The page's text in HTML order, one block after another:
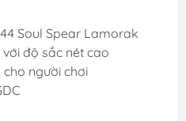
Soul Spear Lamorak
độ sắc nét cao
người chơi